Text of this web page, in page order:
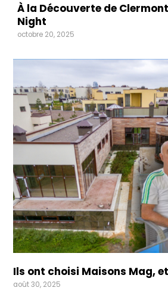
À la Découverte de
Night
octobre 20, 2025
Ils ont choisi Maisons Mag,
août 30, 2025